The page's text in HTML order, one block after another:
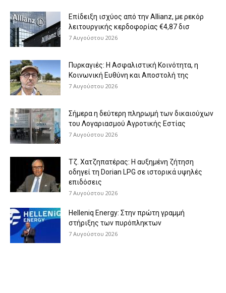
Επίδειξη ισχύος από την Allianz, με ρεκόρ
λειτουργικής κερδοφορίας €4,87 δισ
7 Αυγούστου 2026
Πυρκαγιές: Η Ασφαλιστική Κοινότητα, η
Κοινωνική Ευθύνη και Αποστολή της
7 Αυγούστου 2026
Σήμερα η δεύτερη πληρωμή των δικαιούχων
του Λογαριασμού Αγροτικής Εστίας
7 Αυγούστου 2026
Τζ. Χατζηπατέρας: H αυξημένη ζήτηση
οδηγεί τη Dorian LPG σε ιστορικά υψηλές
επιδόσεις
7 Αυγούστου 2026
Helleniq Energy: Στην πρώτη γραμμή
στήριξης των πυρόπληκτων
7 Αυγούστου 2026